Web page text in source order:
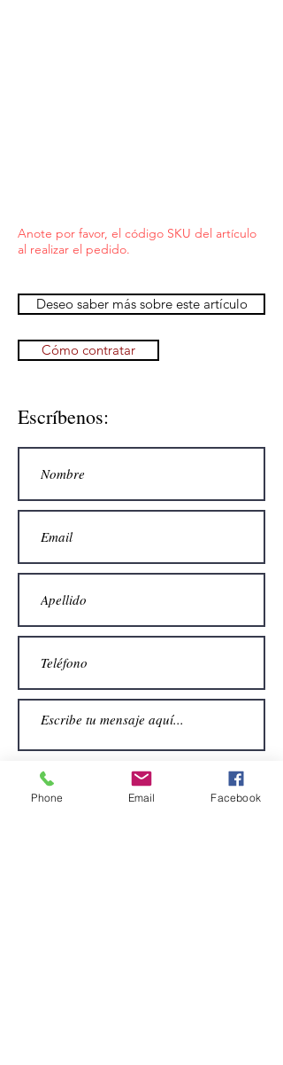
Anote por favor, el código SKU del artículo
al realizar el pedido.
Deseo saber más sobre este artículo
Cómo contratar
Escríbenos:
Enviar
Phone Email Facebook